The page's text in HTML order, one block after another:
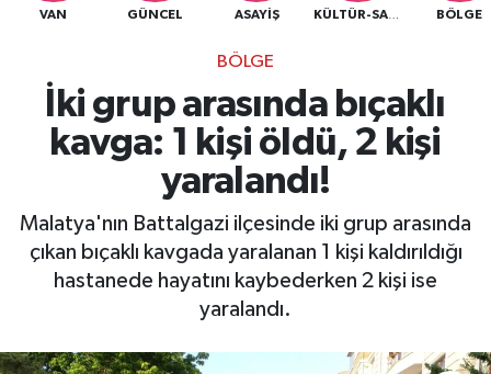
VAN GÜNCEL ASAYİŞ BÖLGE
BÖLGE
İki grup arasında bıçaklı
kavga: 1 kişi öldü, 2 kişi
yaralandı!
Malatya'nın Battalgazi ilçesinde iki grup arasında
çıkan bıçaklı kavgada yaralanan 1 kişi kaldırıldığı
hastanede hayatını kaybederken 2 kişi ise
yaralandı.
Van Trafik Yoğunluk Haritası
Süper Lig Puan Durumu ve Fikstür
Tüm Manşetler
Son Dakika Haberleri
Haber Arşivi